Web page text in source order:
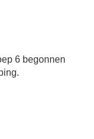
6 begonnen